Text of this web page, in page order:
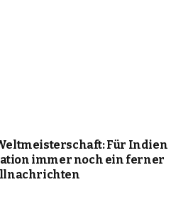
Für Indien
immer noch ein ferner